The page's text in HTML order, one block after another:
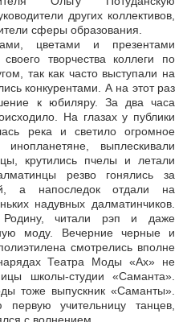
других коллективов,
сферы образования.
цветами и презентами
творчества коллеги по
так как часто выступали на
конкурентами. А на этот раз
к юбиляру. За два часа
На глазах у публики
река и светило огромное
выплескивали
крутились пчелы и летали
резво гонялись за
а напоследок отдали на
надувных далматинчиков.
читали рэп и даже
моду. Вечерние черные и
смотрелись вполне
Театра Моды «Ах» не
школы-студии «Саманта».
тоже выпускник «Саманты».
первую учительницу танцев,